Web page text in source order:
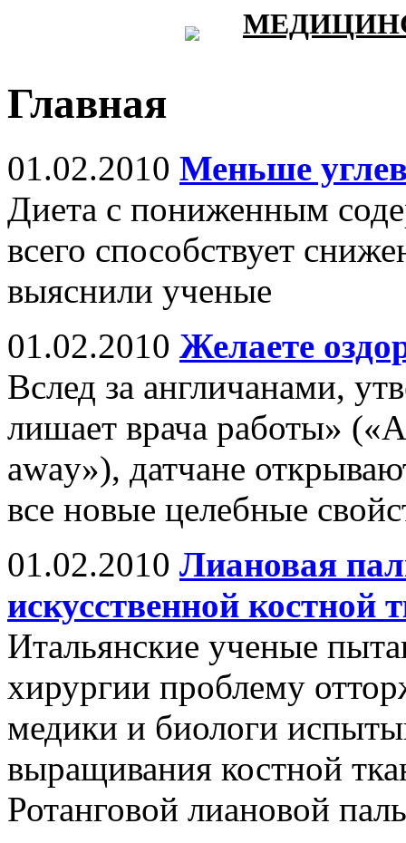
Главная
01.02.2010 Меньше
Диета с пониженным
всего способствует
выяснили ученые
01.02.2010 Желаете
Вслед за англичанами,
лишает врача работы»
away»), датчане
все новые целебные
01.02.2010 Лиановая
искусственной костной
Итальянские ученые
хирургии проблему
медики и биологи
выращивания костной
Ротанговой лиановой